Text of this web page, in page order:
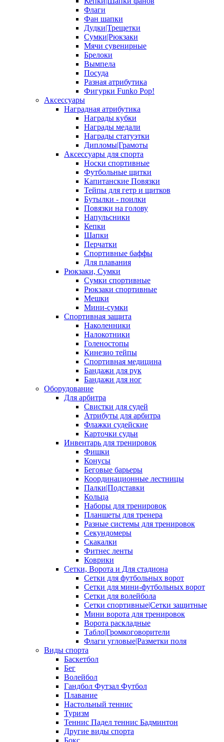
Флаги
Фан шапки
Дудки|Трещетки
Сумки|Рюкзаки
Мячи сувенирные
Брелоки
Вымпела
Посуда
Разная атрибутика
Фигурки Funko Pop!
Аксессуары
Наградная атрибутика
Награды кубки
Награды медали
Награды статуэтки
Дипломы|Грамоты
Аксессуары для спорта
Носки спортивные
Футбольные щитки
Капитанские Повязки
Тейпы для гетр и щитков
Бутылки - поилки
Повязки на голову
Напульсники
Кепки
Шапки
Перчатки
Спортивные баффы
Для плавания
Рюкзаки, Сумки
Сумки спортивные
Рюкзаки спортивные
Мешки
Мини-сумки
Спортивная защита
Наколенники
Налокотники
Голеностопы
Кинезио тейпы
Спортивная медицина
Бандажи для рук
Бандажи для ног
Оборудование
Для арбитра
Свистки для судей
Атрибуты для арбитра
Флажки судейские
Карточки судьи
Инвентарь для тренировок
Фишки
Конусы
Беговые барьеры
Координационные лестницы
Палки|Подставки
Кольца
Наборы для тренировок
Планшеты для тренера
Разные системы для тренировок
Секундомеры
Скакалки
Фитнес ленты
Коврики
Сетки, Ворота и Для стадиона
Сетки для футбольных ворот
Сетки для мини-футбольных ворот
Сетки для волейбола
Сетки спортивные|Сетки защитные
Мини ворота для тренировок
Ворота раскладные
Табло|Громкоговорители
Флаги угловые|Разметки поля
Виды спорта
Баскетбол
Бег
Волейбол
Гандбол Футзал Футбол
Плавание
Настольный теннис
Туризм
Теннис Падел теннис Бадминтон
Другие виды спорта
Бокс